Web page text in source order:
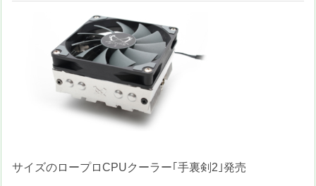
サイズのロープロCPUクーラー｢手裏剣2｣発売